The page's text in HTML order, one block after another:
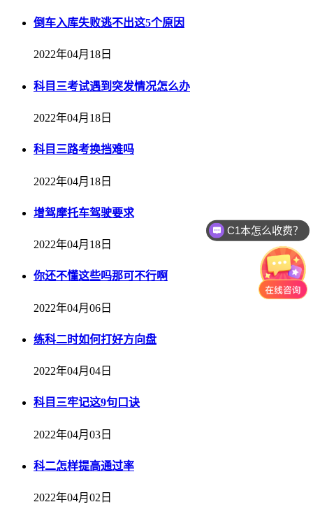
倒车入库失败逃不出这5个原因
2022年04月18日
科目三考试遇到突发情况怎么办
2022年04月18日
科目三路考换挡难吗
2022年04月18日
增驾摩托车驾驶要求
2022年04月18日
你还不懂这些吗那可不行啊
2022年04月06日
练科二时如何打好方向盘
2022年04月04日
科目三牢记这9句口诀
2022年04月03日
科二怎样提高通过率
2022年04月02日
C1本怎么收费？